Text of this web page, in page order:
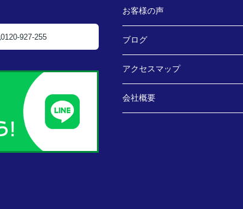
0120-927-255
お客様の声
ブログ
アクセスマップ
会社概要